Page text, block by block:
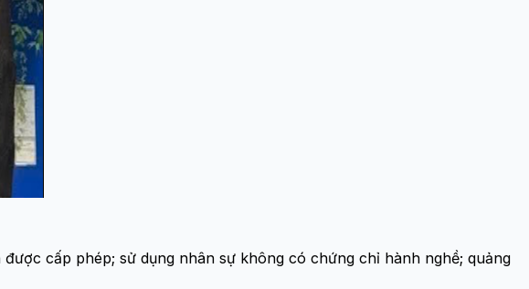
cấp phép; sử dụng nhân sự không có chứng chỉ hành nghề; quảng